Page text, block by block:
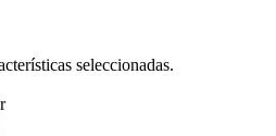
seleccionadas.